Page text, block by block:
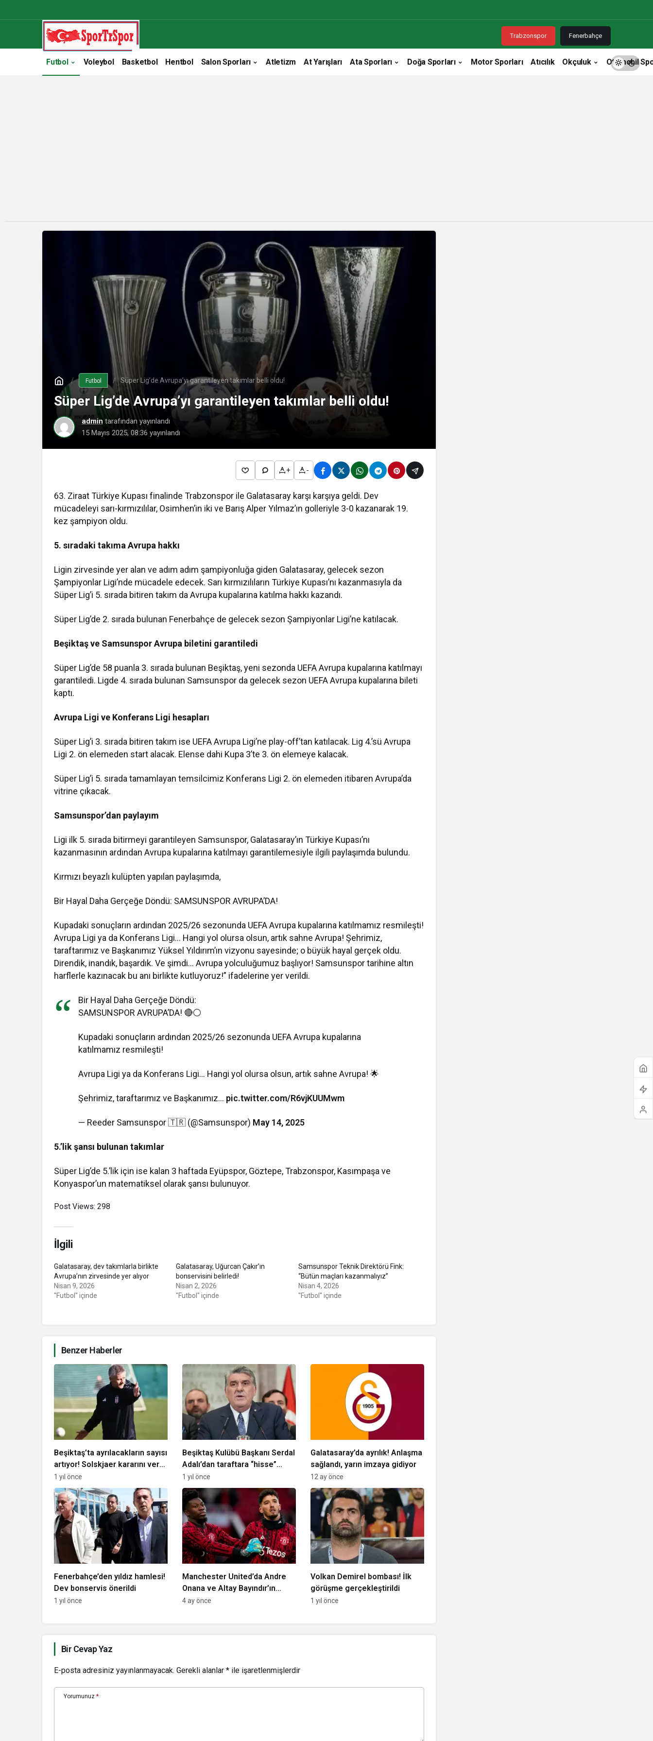
Trabzonspor Fenerbahçe
Futbol Voleybol Basketbol Hentbol Salon Sporları Atletizm At Yarışları Ata Sporları Doğa Sporları Motor Sporları Atıcılık Okçuluk Otomobil
Futbol Süper Lig’de Avrupa’yı garantileyen takımlar belli oldu!
Süper Lig’de Avrupa’yı garantileyen takımlar belli oldu!
admin tarafından yayınlandı
15 Mayıs 2025, 08:36 yayınlandı
+ -
63. Ziraat Türkiye Kupası finalinde Trabzonspor ile Galatasaray karşı karşıya geldi. Dev
mücadeleyi sarı-kırmızılılar, Osimhen’in iki ve Barış Alper Yılmaz’ın golleriyle 3-0 kazanarak 19.
kez şampiyon oldu.
5. sıradaki takıma Avrupa hakkı
Ligin zirvesinde yer alan ve adım adım şampiyonluğa giden Galatasaray, gelecek sezon
Şampiyonlar Ligi’nde mücadele edecek. Sarı kırmızılıların Türkiye Kupası’nı kazanmasıyla da
Süper Lig’i 5. sırada bitiren takım da Avrupa kupalarına katılma hakkı kazandı.
Süper Lig’de 2. sırada bulunan Fenerbahçe de gelecek sezon Şampiyonlar Ligi’ne katılacak.
Beşiktaş ve Samsunspor Avrupa biletini garantiledi
Süper Lig’de 58 puanla 3. sırada bulunan Beşiktaş, yeni sezonda UEFA Avrupa kupalarına katılmayı
garantiledi. Ligde 4. sırada bulunan Samsunspor da gelecek sezon UEFA Avrupa kupalarına bileti
kaptı.
Avrupa Ligi ve Konferans Ligi hesapları
Süper Lig’i 3. sırada bitiren takım ise UEFA Avrupa Ligi’ne play-off’tan katılacak. Lig 4.’sü Avrupa
Ligi 2. ön elemeden start alacak. Elense dahi Kupa 3’te 3. ön elemeye kalacak.
Süper Lig’i 5. sırada tamamlayan temsilcimiz Konferans Ligi 2. ön elemeden itibaren Avrupa’da
vitrine çıkacak.
Samsunspor’dan paylayım
Ligi ilk 5. sırada bitirmeyi garantileyen Samsunspor, Galatasaray’ın Türkiye Kupası’nı
kazanmasının ardından Avrupa kupalarına katılmayı garantilemesiyle ilgili paylaşımda bulundu.
Kırmızı beyazlı kulüpten yapılan paylaşımda,
Bir Hayal Daha Gerçeğe Döndü: SAMSUNSPOR AVRUPA’DA!
Kupadaki sonuçların ardından 2025/26 sezonunda UEFA Avrupa kupalarına katılmamız resmileşti!
Avrupa Ligi ya da Konferans Ligi… Hangi yol olursa olsun, artık sahne Avrupa! Şehrimiz,
taraftarımız ve Başkanımız Yüksel Yıldırım’ın vizyonu sayesinde; o büyük hayal gerçek oldu.
Direndik, inandık, başardık. Ve şimdi… Avrupa yolculuğumuz başlıyor! Samsunspor tarihine altın
harflerle kazınacak bu anı birlikte kutluyoruz!” ifadelerine yer verildi.
Bir Hayal Daha Gerçeğe Döndü:
SAMSUNSPOR AVRUPA’DA! 🔴⚪️
Kupadaki sonuçların ardından 2025/26 sezonunda UEFA Avrupa kupalarına
katılmamız resmileşti!
Avrupa Ligi ya da Konferans Ligi… Hangi yol olursa olsun, artık sahne Avrupa! 🌟
Şehrimiz, taraftarımız ve Başkanımız… pic.twitter.com/R6vjKUUMwm
— Reeder Samsunspor 🇹🇷 (@Samsunspor) May 14, 2025
5.’lik şansı bulunan takımlar
Süper Lig’de 5.’lik için ise kalan 3 haftada Eyüpspor, Göztepe, Trabzonspor, Kasımpaşa ve
Konyaspor’un matematiksel olarak şansı bulunuyor.
Post Views: 298
İlgili
Galatasaray, dev takımlarla birlikte
Avrupa’nın zirvesinde yer alıyor
Nisan 9, 2026
"Futbol" içinde
Galatasaray, Uğurcan Çakır’ın
bonservisini belirledi!
Nisan 2, 2026
"Futbol" içinde
Samsunspor Teknik Direktörü Fink:
“Bütün maçları kazanmalıyız”
Nisan 4, 2026
"Futbol" içinde
Benzer Haberler
Beşiktaş’ta ayrılacakların sayısı
artıyor! Solskjaer kararını verdi,
listeye bir isim daha eklendi
1 yıl önce
Beşiktaş Kulübü Başkanı Serdal
Adalı’dan taraftara “hisse”
çağrısı
1 yıl önce
Galatasaray’da ayrılık! Anlaşma
sağlandı, yarın imzaya gidiyor
12 ay önce
Fenerbahçe’den yıldız hamlesi!
Dev bonservis önerildi
1 yıl önce
Manchester United’da Andre
Onana ve Altay Bayındır’ın
kaderi belli oldu
4 ay önce
Volkan Demirel bombası! İlk
görüşme gerçekleştirildi
1 yıl önce
Bir Cevap Yaz
E-posta adresiniz yayınlanmayacak. Gerekli alanlar * ile işaretlenmişlerdir
Yorumunuz *